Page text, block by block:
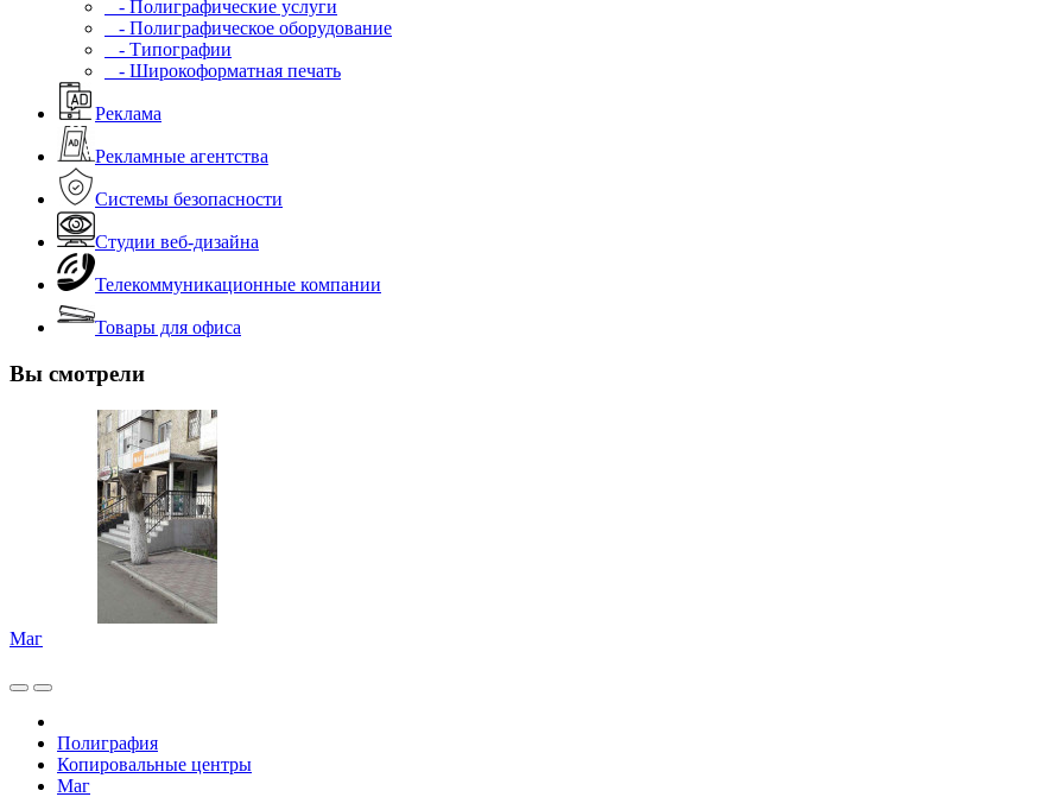
- Полиграфические услуги
- Полиграфическое оборудование
- Типографии
- Широкоформатная печать
Реклама
Рекламные агентства
Системы безопасности
Студии веб-дизайна
Телекоммуникационные компании
Товары для офиса
Вы смотрели
Маг
Полиграфия
Копировальные центры
Маг